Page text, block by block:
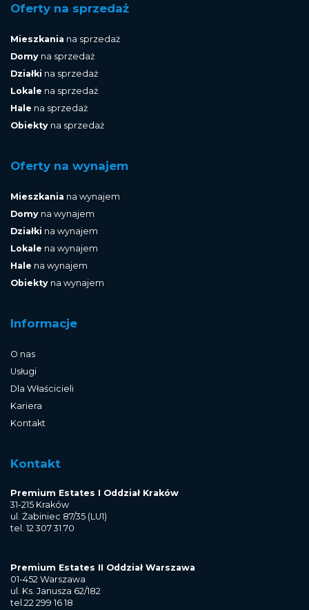
Oferty na sprzedaż
Mieszkania na sprzedaż
Domy na sprzedaż
Działki na sprzedaż
Lokale na sprzedaż
Hale na sprzedaż
Obiekty na sprzedaż
Oferty na wynajem
Mieszkania na wynajem
Domy na wynajem
Działki na wynajem
Lokale na wynajem
Hale na wynajem
Obiekty na wynajem
Informacje
O nas
Usługi
Dla Właścicieli
Kariera
Kontakt
Kontakt
Premium Estates I Oddział Kraków
31-215 Kraków
ul. Żabiniec 87/35 (LU1)
tel. 12 307 31 70
Premium Estates II Oddział Warszawa
01-452 Warszawa
ul. Ks. Janusza 62/182
tel.22 299 16 18